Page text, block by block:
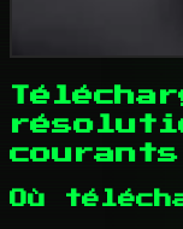
courants
Où